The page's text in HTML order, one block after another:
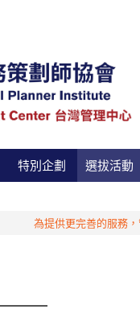
特別企劃 選拔活動
為提供更完善的服務，